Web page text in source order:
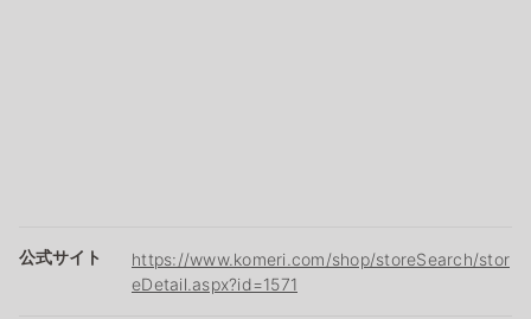
公式サイト
https://www.komeri.com/shop/storeSearch/stor
eDetail.aspx?id=1571